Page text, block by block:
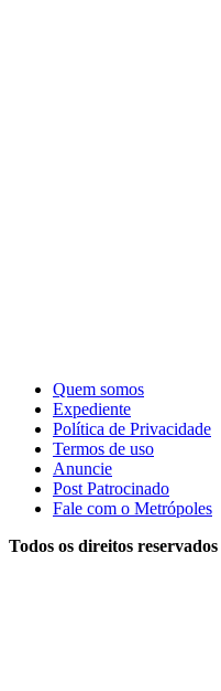
Quem somos
Expediente
Política de Privacidade
Termos de uso
Anuncie
Post Patrocinado
Fale com o Metrópoles
Todos os direitos reservados